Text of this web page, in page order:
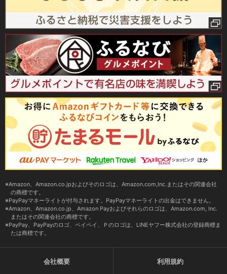
Amazon、Amazon.co.jpおよびそのロゴは、Amazon.com,Inc.またはその関連会社
の商標です。
PayPayマネーライトが付与されます。PayPayマネーライトの出金はできません。
Amazon、Amazon.co.jp、Amazon Payおよびそれらのロゴは、Amazon.com, Inc.
またはその関連会社の商標です。
PayPay、PayPayのロゴ、ペイペイ、Ｐのロゴは、LINEヤフー株式会社の登録商標ま
たは商標です。
会社概要 利用規約